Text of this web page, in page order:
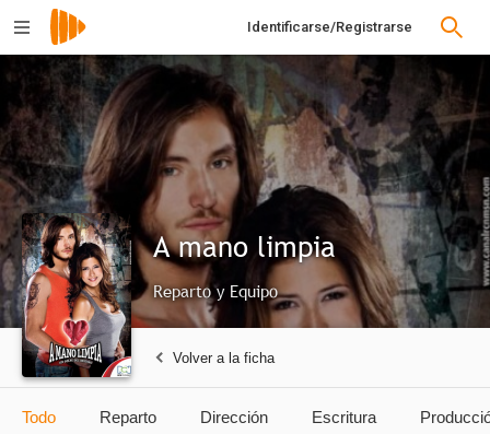
Identificarse/Registrarse
A mano limpia
Reparto y Equipo
Volver a la ficha
Todo Reparto Dirección Escritura